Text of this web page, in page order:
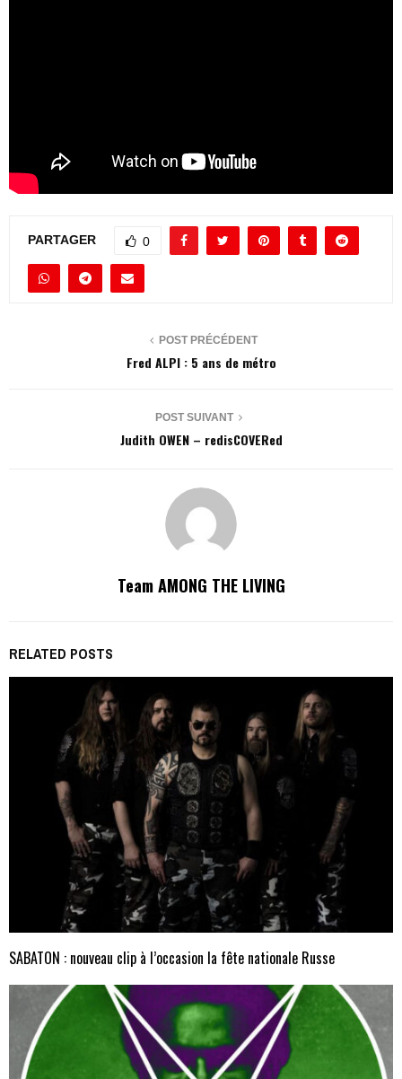
PARTAGER 0
POST PRÉCÉDENT
Fred ALPI : 5 ans de métro
POST SUIVANT
Judith OWEN – redisCOVERed
Team AMONG THE LIVING
RELATED POSTS
SABATON : nouveau clip à l’occasion la fête nationale Russe